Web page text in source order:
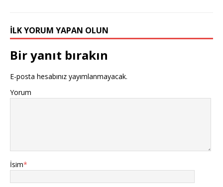
İLK YORUM YAPAN OLUN
Bir yanıt bırakın
E-posta hesabınız yayımlanmayacak.
Yorum
İsim*